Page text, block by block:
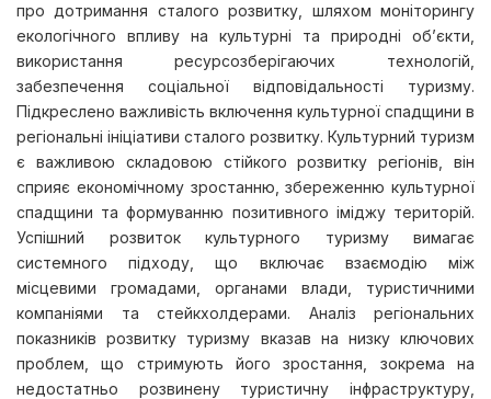
про дотримання сталого розвитку, шляхом моніторингу
екологічного впливу на культурні та природні об’єкти,
використання ресурсозберігаючих технологій,
забезпечення соціальної відповідальності туризму.
Підкреслено важливість включення культурної спадщини в
регіональні ініціативи сталого розвитку. Культурний туризм
є важливою складовою стійкого розвитку регіонів, він
сприяє економічному зростанню, збереженню культурної
спадщини та формуванню позитивного іміджу територій.
Успішний розвиток культурного туризму вимагає
системного підходу, що включає взаємодію між
місцевими громадами, органами влади, туристичними
компаніями та стейкхолдерами. Аналіз регіональних
показників розвитку туризму вказав на низку ключових
проблем, що стримують його зростання, зокрема на
недостатньо розвинену туристичну інфраструктуру,